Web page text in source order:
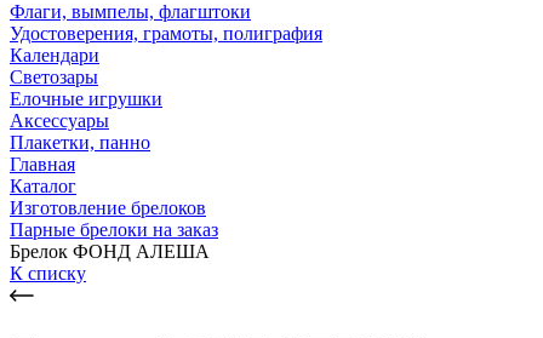
Флаги, вымпелы, флагштоки
Удостоверения, грамоты, полиграфия
Календари
Светозары
Елочные игрушки
Аксессуары
Плакетки, панно
Главная
Каталог
Изготовление брелоков
Парные брелоки на заказ
Брелок ФОНД АЛЕША
К списку